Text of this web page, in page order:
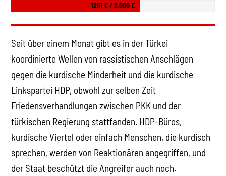
1261 € / 2.000 €
Seit über einem Monat gibt es in der Türkei
koordinierte Wellen von rassistischen Anschlägen
gegen die kurdische Minderheit und die kurdische
Linkspartei HDP, obwohl zur selben Zeit
Friedensverhandlungen zwischen PKK und der
türkischen Regierung stattfanden. HDP-Büros,
kurdische Viertel oder einfach Menschen, die kurdisch
sprechen, werden von Reaktionären angegriffen, und
der Staat beschützt die Angreifer auch noch.